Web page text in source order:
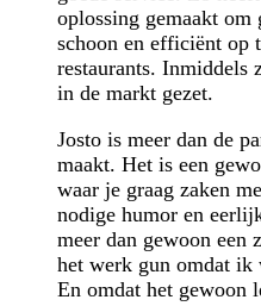
oplossing gemaakt
schoon en efficiënt op
restaurants. Inmiddels
in de markt gezet.
Josto is meer dan de
maakt. Het is een
waar je graag zaken
nodige humor en
meer dan gewoon een
het werk gun omdat ik
En omdat het gewoon